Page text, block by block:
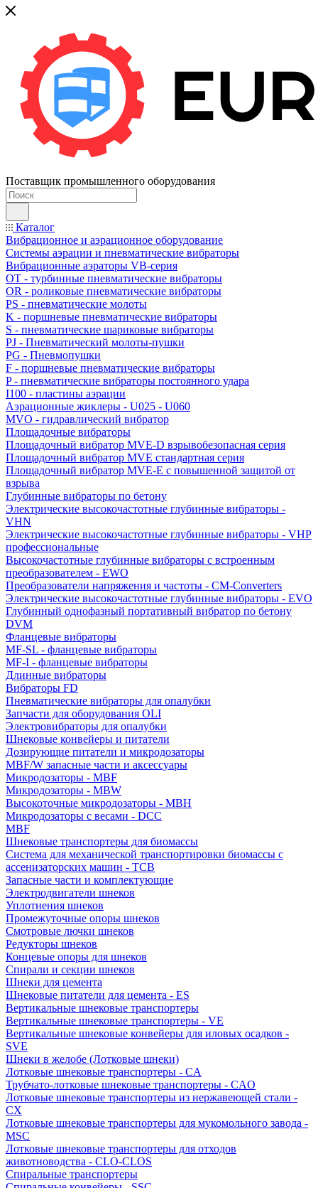
Поставщик промышленного оборудования
Каталог
Вибрационное и аэрационное оборудование
Системы аэрации и пневматические вибраторы
Вибрационные аэраторы VB-серия
OT - турбинные пневматические вибраторы
OR - роликовые пневматические вибраторы
PS - пневматические молоты
K - поршневые пневматические вибраторы
S - пневматические шариковые вибраторы
PJ - Пневматический молоты-пушки
PG - Пневмопушки
F - поршневые пневматические вибраторы
P - пневматические вибраторы постоянного удара
I100 - пластины аэрации
Аэрационные жиклеры - U025 - U060
MVO - гидравлический вибратор
Площадочные вибраторы
Площадочный вибратор MVE-D взрывобезопасная серия
Площадочный вибратор MVE стандартная серия
Площадочный вибратор MVE-E с повышенной защитой от
взрыва
Глубинные вибраторы по бетону
Электрические высокочастотные глубинные вибраторы -
VHN
Электрические высокочастотные глубинные вибраторы - VHP
профессиональные
Высокочастотные глубинные вибраторы с встроенным
преобразователем - EWO
Преобразователи напряжения и частоты - CM-Converters
Электрические высокочастотные глубинные вибраторы - EVO
Глубинный однофазный портативный вибратор по бетону
DVM
Фланцевые вибраторы
MF-SL - фланцевые вибраторы
MF-I - фланцевые вибраторы
Длинные вибраторы
Вибраторы FD
Пневматические вибраторы для опалубки
Запчасти для оборудования OLI
Электровибраторы для опалубки
Шнековые конвейеры и питатели
Дозирующие питатели и микродозаторы
MBF/W запасные части и аксессуары
Микродозаторы - MBF
Микродозаторы - MBW
Высокоточные микродозаторы - MBH
Микродозаторы с весами - DCC
MBF
Шнековые транспортеры для биомассы
Система для механической транспортировки биомассы с
ассенизаторских машин - TCB
Запасные части и комплектующие
Электродвигатели шнеков
Уплотнения шнеков
Промежуточные опоры шнеков
Смотровые лючки шнеков
Редукторы шнеков
Концевые опоры для шнеков
Спирали и секции шнеков
Шнеки для цемента
Шнековые питатели для цемента - ES
Вертикальные шнековые транспортеры
Вертикальные шнековые транспортеры - VE
Вертикальные шнековые конвейеры для иловых осадков -
SVE
Шнеки в желобе (Лотковые шнеки)
Лотковые шнековые транспортеры - CA
Трубчато-лотковые шнековые транспортеры - CAO
Лотковые шнековые транспортеры из нержавеющей стали -
CX
Лотковые шнековые транспортеры для мукомольного завода -
MSC
Лотковые шнековые транспортеры для отходов
животноводства - CLO-CLOS
Спиральные транспортеры